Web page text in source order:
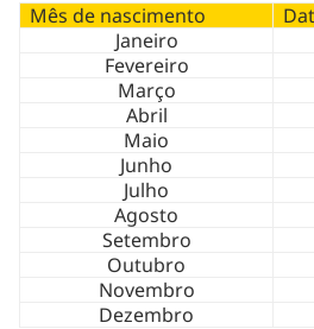
Mês de nascimento
Janeiro
Fevereiro
Março
Abril
Maio
Junho
Julho
Agosto
Setembro
Outubro
Novembro
Dezembro